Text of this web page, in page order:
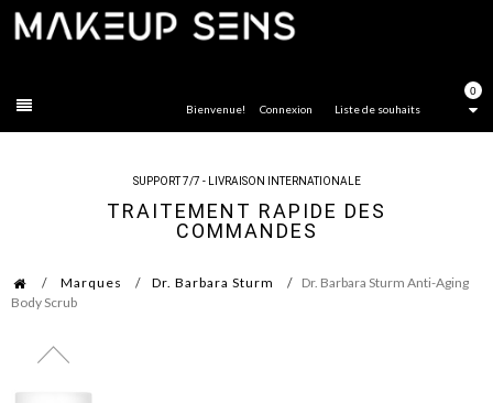
0
Liste de souhaits
Bienvenue! Connexion
SUPPORT 7/7 - LIVRAISON INTERNATIONALE
TRAITEMENT RAPIDE DES
COMMANDES
Marques Dr. Barbara Sturm
Dr. Barbara Sturm Anti-Aging
Body Scrub